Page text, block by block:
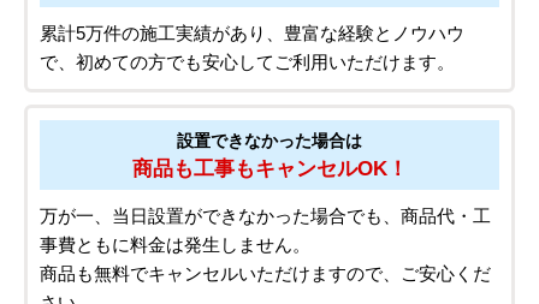
累計5万件の施工実績があり、豊富な経験とノウハウ
で、初めての方でも安心してご利用いただけます。
設置できなかった場合は
商品も工事もキャンセルOK！
万が一、当日設置ができなかった場合でも、商品代・工
事費ともに料金は発生しません。
商品も無料でキャンセルいただけますので、ご安心くだ